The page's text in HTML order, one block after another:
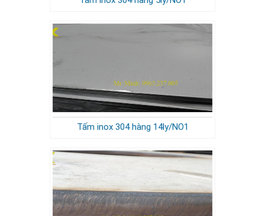
Tấm inox 304 hàng 14ly/NO1